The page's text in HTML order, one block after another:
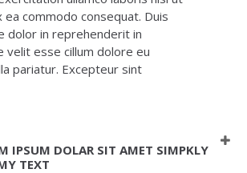
ea commodo consequat. Duis
dolor in reprehenderit in
velit esse cillum dolore eu
pariatur. Excepteur sint
IPSUM DOLAR SIT AMET SIMPKLY
TEXT